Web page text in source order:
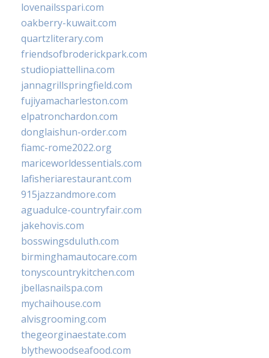
lovenailsspari.com
oakberry-kuwait.com
quartzliterary.com
friendsofbroderickpark.com
studiopiattellina.com
jannagrillspringfield.com
fujiyamacharleston.com
elpatronchardon.com
donglaishun-order.com
fiamc-rome2022.org
mariceworldessentials.com
lafisheriarestaurant.com
915jazzandmore.com
aguadulce-countryfair.com
jakehovis.com
bosswingsduluth.com
birminghamautocare.com
tonyscountrykitchen.com
jbellasnailspa.com
mychaihouse.com
alvisgrooming.com
thegeorginaestate.com
blythewoodseafood.com